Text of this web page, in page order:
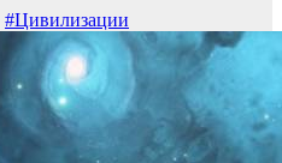
#Цивилизации